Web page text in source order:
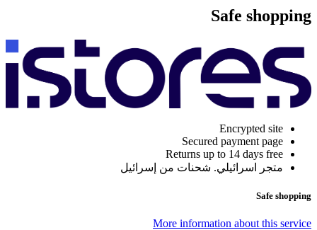
Safe shopping
Encrypted site
Secured payment page
Returns up to 14 days free
متجر اسرائيلي. شحنات من إسرائيل
Safe shopping
More information about this service